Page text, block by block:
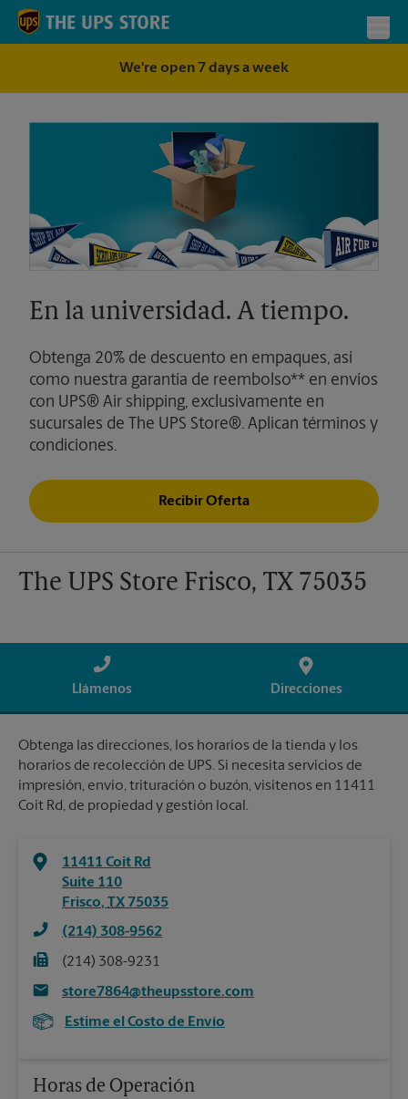
Skip to content
Return to Nav
We're open 7 days a week
En la universidad. A tiempo.
Obtenga 20% de descuento en empaques, así
como nuestra garantía de reembolso** en envíos
con UPS® Air shipping, exclusivamente en
sucursales de The UPS Store®. Aplican términos y
condiciones.
Recibir Oferta
The UPS Store Frisco, TX 75035
Llámenos Direcciones
Obtenga las direcciones, los horarios de la tienda y los
horarios de recolección de UPS. Si necesita servicios de
impresión, envío, trituración o buzón, visítenos en 11411
Coit Rd, de propiedad y gestión local.
11411 Coit Rd
Suite 110
Frisco, TX 75035
(214) 308-9562
(214) 308-9231
store7864@theupsstore.com
Estime el Costo de Envío
Horas de Operación